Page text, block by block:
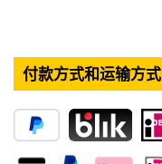
付款方式和运输方式